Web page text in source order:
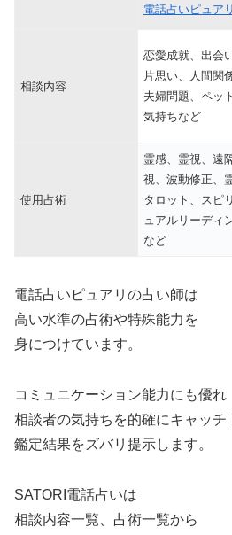
電話占いピュアリ
相談内容
恋愛成就、出会い
片思い、人間関係
夫婦問題、ペッ
気持ちなど
使用占術
霊感、霊視、遠
視、波動修正、
タロット、スピ
ュアルリーディ
など
電話占いピュアリの占い師は
高い水準の占術や特殊能力を
身につけています。
コミュニケーション能力にも優れ
相談者の気持ちを的確にキャッチ
鑑定結果をズバリ提示します。
SATORI電話占いは
相談内容一覧、占術一覧から